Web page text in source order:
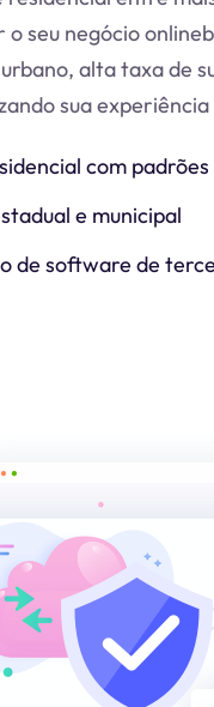
o seu negócio online
alta taxa de
sua experiência
com
e municipal
de software de